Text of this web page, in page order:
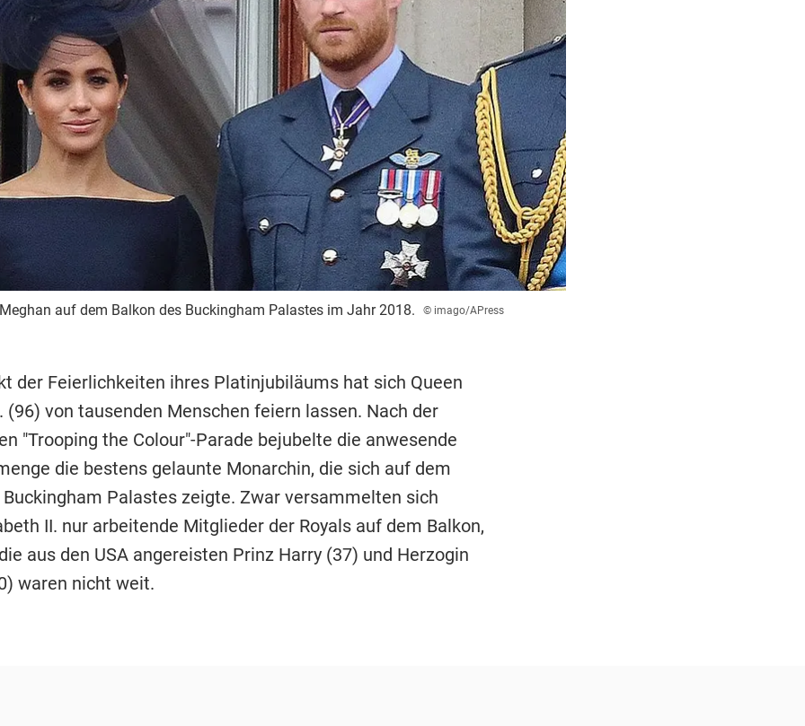
auf dem Balkon des Buckingham Palastes im Jahr 2018. © imago/APress
der Feierlichkeiten ihres Platinjubiläums hat sich Queen
(96) von tausenden Menschen feiern lassen. Nach der
"Trooping the Colour"-Parade bejubelte die anwesende
die bestens gelaunte Monarchin, die sich auf dem
Buckingham Palastes zeigte. Zwar versammelten sich
II. nur arbeitende Mitglieder der Royals auf dem Balkon,
aus den USA angereisten Prinz Harry (37) und Herzogin
waren nicht weit.